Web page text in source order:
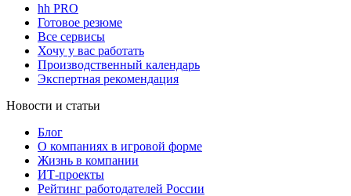
hh PRO
Готовое резюме
Все сервисы
Хочу у вас работать
Производственный календарь
Экспертная рекомендация
Новости и статьи
Блог
О компаниях в игровой форме
Жизнь в компании
ИТ-проекты
Рейтинг работодателей России